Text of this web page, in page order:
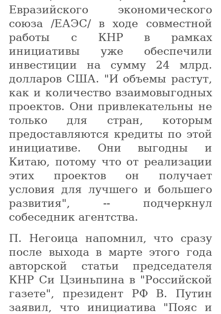
Евразийского экономического
союза /ЕАЭС/ в ходе совместной
работы с КНР в рамках
инициативы уже обеспечили
инвестиции на сумму 24 млрд.
долларов США. "И объемы растут,
как и количество взаимовыгодных
проектов. Они привлекательны не
только для стран, которым
предоставляются кредиты по этой
инициативе. Они выгодны и
Китаю, потому что от реализации
этих проектов он получает
условия для лучшего и большего
развития", -- подчеркнул
собеседник агентства.
П. Негоица напомнил, что сразу
после выхода в марте этого года
авторской статьи председателя
КНР Си Цзиньпина в "Российской
газете", президент РФ В. Путин
заявил, что инициатива "Пояс и